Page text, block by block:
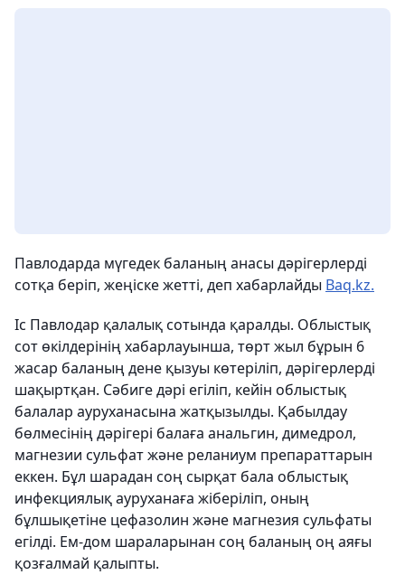
Павлодарда мүгедек баланың анасы дәрігерлерді
сотқа беріп, жеңіске жетті, деп хабарлайды Baq.kz.
Іс Павлодар қалалық сотында қаралды. Облыстық
сот өкілдерінің хабарлауынша, төрт жыл бұрын 6
жасар баланың дене қызуы көтеріліп, дәрігерлерді
шақыртқан. Сәбиге дәрі егіліп, кейін облыстық
балалар ауруханасына жатқызылды. Қабылдау
бөлмесінің дәрігері балаға анальгин, димедрол,
магнезии сульфат және реланиум препараттарын
еккен. Бұл шарадан соң сырқат бала облыстық
инфекциялық ауруханаға жіберіліп, оның
бұлшықетіне цефазолин және магнезия сульфаты
егілді. Ем-дом шараларынан соң баланың оң аяғы
қозғалмай қалыпты.